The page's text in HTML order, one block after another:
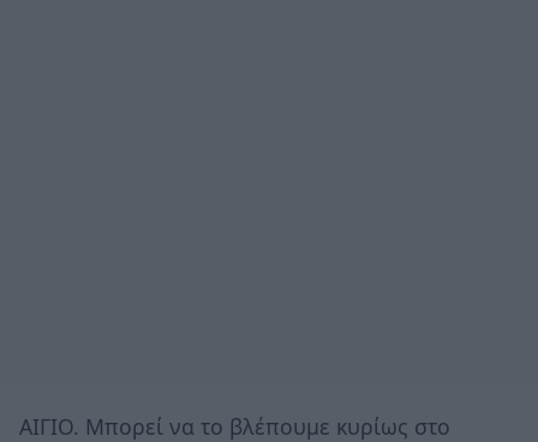
ΑΙΓΙΟ. Μπορεί να το βλέπουμε κυρίως στο